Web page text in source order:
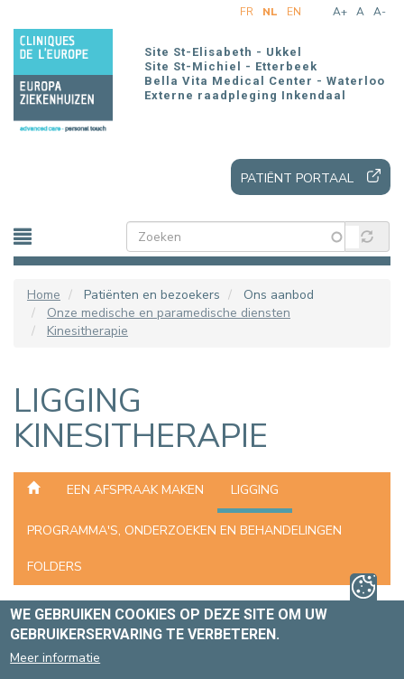
en
naar
inhoud
gaan
A+ A A-
FR NL EN
Site St-Elisabeth - Ukkel
Site St-Michiel - Etterbeek
Bella Vita Medical Center - Waterloo
Externe raadpleging Inkendaal
PATIËNT PORTAAL
Home Patiënten en bezoekers
Ons aanbod
Onze medische en paramedische diensten
Kinesitherapie
LIGGING
KINESITHERAPIE
EEN AFSPRAAK MAKEN LIGGING
PROGRAMMA'S, ONDERZOEKEN EN BEHANDELINGEN
FOLDERS
WAAR BEVINDT ZICH DE DIENST
KINESITHERAPIE?
WE GEBRUIKEN COOKIES OP DEZE SITE OM UW
GEBRUIKERSERVARING TE VERBETEREN.
Meer informatie